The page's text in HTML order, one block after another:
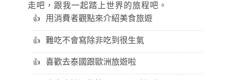
走吧，跟我一起踏上世界的旅程吧。
用消費者觀點來介紹美食旅遊
難吃不會寫除非吃到很生氣
喜歡去泰國跟歐洲旅遊啦